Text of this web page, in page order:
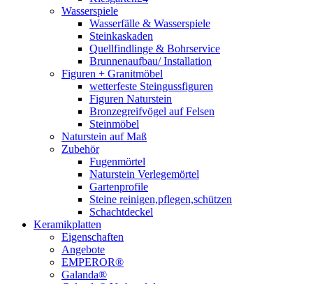
Wasserspiele
Wasserfälle & Wasserspiele
Steinkaskaden
Quellfindlinge & Bohrservice
Brunnenaufbau/ Installation
Figuren + Granitmöbel
wetterfeste Steingussfiguren
Figuren Naturstein
Bronzegreifvögel auf Felsen
Steinmöbel
Naturstein auf Maß
Zubehör
Fugenmörtel
Naturstein Verlegemörtel
Gartenprofile
Steine reinigen,pflegen,schützen
Schachtdeckel
Keramikplatten
Eigenschaften
Angebote
EMPEROR®
Galanda®